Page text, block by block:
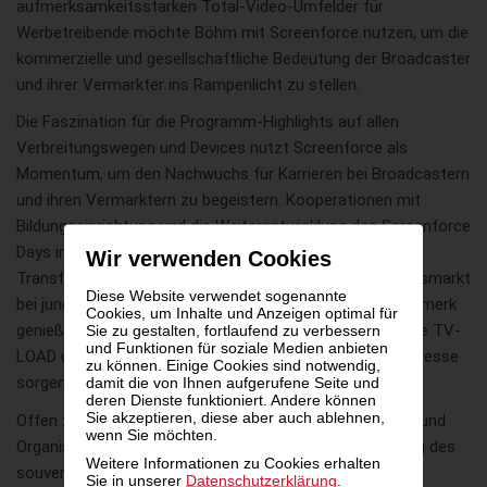
Wir verwenden Cookies
Diese Website verwendet sogenannte
Cookies, um Inhalte und Anzeigen optimal für
Sie zu gestalten, fortlaufend zu verbessern
und Funktionen für soziale Medien anbieten
zu können. Einige Cookies sind notwendig,
damit die von Ihnen aufgerufene Seite und
deren Dienste funktioniert. Andere können
Sie akzeptieren, diese aber auch ablehnen,
wenn Sie möchten.
Weitere Informationen zu Cookies erhalten
Sie in unserer Datenschutzerklärung
aufmerksamkeitsstarken Total-Video-Umfelder für
Werbetreibende möchte Böhm mit Screenforce nutzen, um die
kommerzielle und gesellschaftliche Bedeutung der Broadcaster
und ihrer Vermarkter ins Rampenlicht zu stellen.
Die Faszination für die Programm-Highlights auf allen
Verbreitungswegen und Devices nutzt Screenforce als
Momentum, um den Nachwuchs für Karrieren bei Broadcastern
und ihren Vermarktern zu begeistern. Kooperationen mit
Bildungseinrichtung und die Weiterentwicklung des Screenforce
Days im Herbst 2026 sollen dazu beitragen, die digitale
Transformation der Broadcaster als attraktiven Zukunftsmarkt
bei jungen Talenten zu verdeutlichen. Besonderes Augenmerk
genießen dabei auch Pionierleistungen aus Österreich wie TV-
LOAD und der TELETEST 2.0, die für internationales Interesse
sorgen.
Offen zeigt sich Screenforce gegenüber allen Initiativen und
Organisationen, die sich für die Stärkung und Entwicklung des
souveränen Medienstandorts sowie die Schaffung fairer